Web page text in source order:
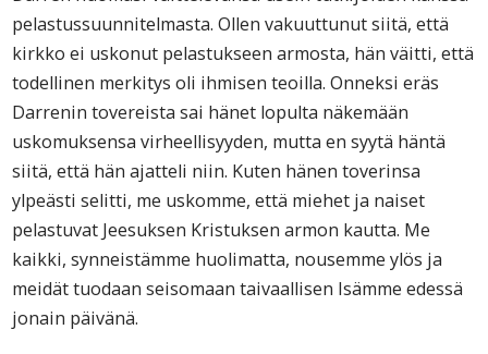
pelastussuunnitelmasta. Ollen vakuuttunut siitä, että
kirkko ei uskonut pelastukseen armosta, hän väitti, että
todellinen merkitys oli ihmisen teoilla. Onneksi eräs
Darrenin tovereista sai hänet lopulta näkemään
uskomuksensa virheellisyyden, mutta en syytä häntä
siitä, että hän ajatteli niin. Kuten hänen toverinsa
ylpeästi selitti, me uskomme, että miehet ja naiset
pelastuvat Jeesuksen Kristuksen armon kautta. Me
kaikki, synneistämme huolimatta, nousemme ylös ja
meidät tuodaan seisomaan taivaallisen Isämme edessä
jonain päivänä.